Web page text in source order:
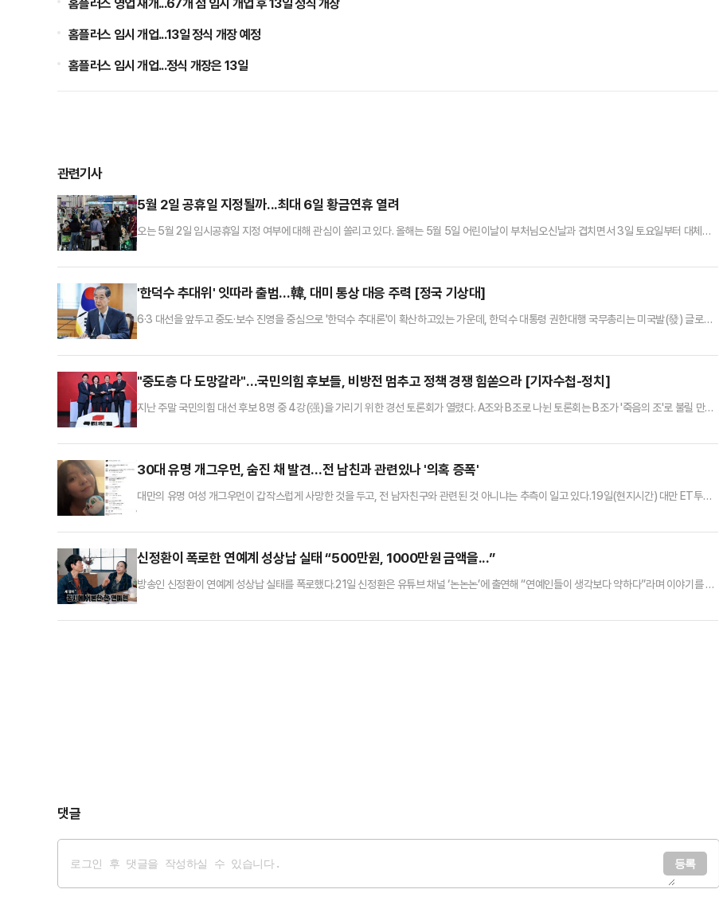
홈플러스 임시 개업...13일 정식 개장 예정
홈플러스 임시 개업...정식 개장은 13일
관련기사
5월 2일 공휴일 지정될까...최대 6일 황금연휴 열려
오는 5월 2일 임시공휴일 지정 여부에 대해 관심이 쏠리고 있다. 올해는 5월 5일 어린이날이 부처님오신날과 겹치면서 3일 토요일부터 대체공
수 있게 된다.정부는 지난 설 연휴에 임시공휴일을 지정한 바 있다. 일부 시민은 이번에도 같은 방식의 결정을 기대하고 있다. 설 연휴가 1월 27일
'한덕수 추대위' 잇따라 출범…韓, 대미 통상 대응 주력 [정국 기상대]
6·3 대선을 앞두고 중도·보수 진영을 중심으로 '한덕수 추대론'이 확산하고있는 가운데, 한덕수 대통령 권한대행 국무총리는 미국발(發) 글로벌
일 저녁 9시, 미국시간으로 오전 8시, 최상목 경제부총리와 안덕근 산업부 장관은 미국 스콧 베센트 재무장관, 제이미슨 그리어 USTR(무역대표
"중도층 다 도망갈라"…국민의힘 후보들, 비방전 멈추고 정책 경쟁 힘쏟으라 [기자수첩-정치]
지난 주말 국민의힘 대선 후보 8명 중 4강(强)을 가리기 위한 경선 토론회가 열렸다. A조와 B조로 나뉜 토론회는 B조가 '죽음의 조'로 불릴 만큼
적 요소 때문에 심도있는 토론이 이뤄지지 않았다는 평가가 쏟아졌다.토론회보다 더 실망스러운 건 토론회 이후 후보들의 태도였다. 홍준표 후보
30대 유명 개그우먼, 숨진 채 발견…전 남친과 관련있나 '의혹 증폭'
대만의 유명 여성 개그우먼이 갑작스럽게 사망한 것을 두고, 전 남자친구와 관련된 것 아니냐는 추측이 일고 있다.19일(현지시간) 대만 ET투데
그는 이미 사망한 상태였다. 사망 원인은 아직 조사 중이다.그의 사망 소식이 전해지자 누리꾼은 천잔의 SNS 계정을 찾아 애도의 마음을 표하고
신정환이 폭로한 연예계 성상납 실태 “500만원, 1000만원 금액을...”
방송인 신정환이 연예계 성상납 실태를 폭로했다.21일 신정환은 유튜브 채널 ‘논논논’에 출연해 “연예인들이 생각보다 약하다”라며 이야기를 시
한 사람 이름을) 이야기하면 식사 한번 안 하겠느냐”라며 연예계 성상납에 대해 언급했다.이에 강병규는 “내가 (과거) 광고 대행사를 할 때 이야
댓글